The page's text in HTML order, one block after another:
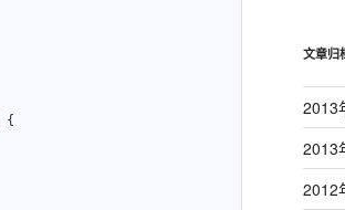
{
文章归
2013
2013
2012